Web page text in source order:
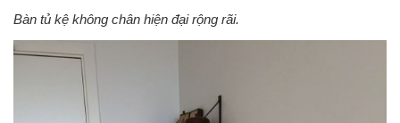
Bàn tủ kệ không chân hiện đại rộng rãi.